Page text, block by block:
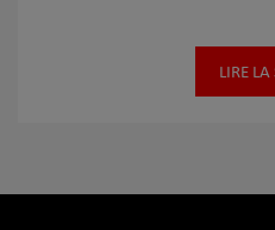
LIRE LA